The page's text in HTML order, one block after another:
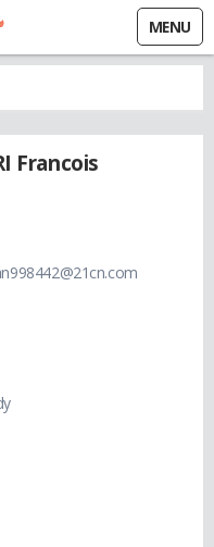
MENU
Francois